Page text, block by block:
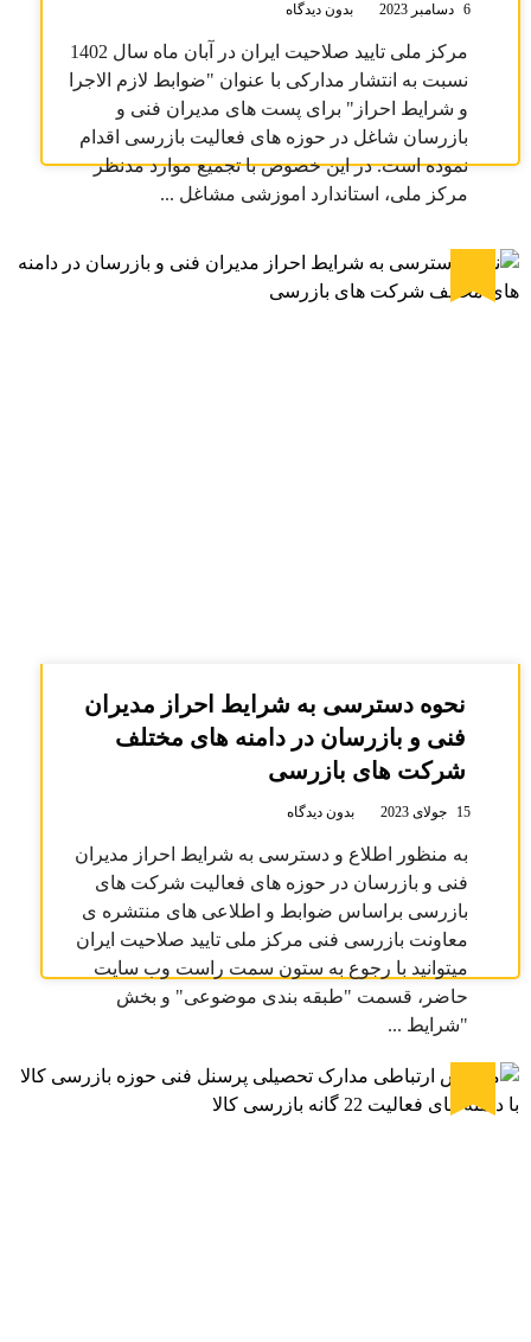
6 دسامبر 2023 بدون دیدگاه
مرکز ملی تایید صلاحیت ایران در آبان ماه سال 1402
نسبت به انتشار مدارکی با عنوان "ضوابط لازم الاجرا
و شرایط احراز" برای پست های مدیران فنی و
بازرسان شاغل در حوزه های فعالیت بازرسی اقدام
نموده است. در این خصوص با تجمیع موارد مدنظر
مرکز ملی، استاندارد اموزشی مشاغل ...
نحوه دسترسی به شرایط احراز مدیران
فنی و بازرسان در دامنه های مختلف
شرکت های بازرسی
15 جولای 2023 بدون دیدگاه
به منظور اطلاع و دسترسی به شرایط احراز مدیران
فنی و بازرسان در حوزه های فعالیت شرکت های
بازرسی براساس ضوابط و اطلاعی های منتشره ی
معاونت بازرسی فنی مرکز ملی تایید صلاحیت ایران
میتوانید با رجوع به ستون سمت راست وب سایت
حاضر، قسمت "طبقه بندی موضوعی" و بخش
"شرایط ...